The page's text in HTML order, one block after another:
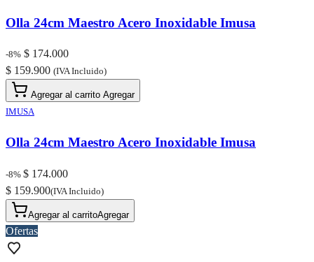
Olla 24cm Maestro Acero Inoxidable Imusa
-8% $ 174.000
$ 159.900 (IVA Incluido)
Agregar al carrito Agregar
IMUSA
Olla 24cm Maestro Acero Inoxidable Imusa
-8% $ 174.000
$ 159.900(IVA Incluido)
Agregar al carritoAgregar
Ofertas